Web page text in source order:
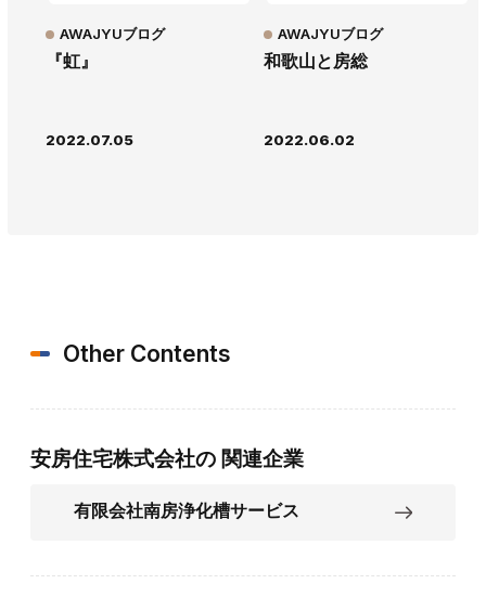
『虹』
AWAJYUブログ
2022.07.05
和歌山と房総
AWAJYUブログ
2022.06.02
Other Contents
安房住宅株式会社の 関連企業
有限会社南房浄化槽サービス